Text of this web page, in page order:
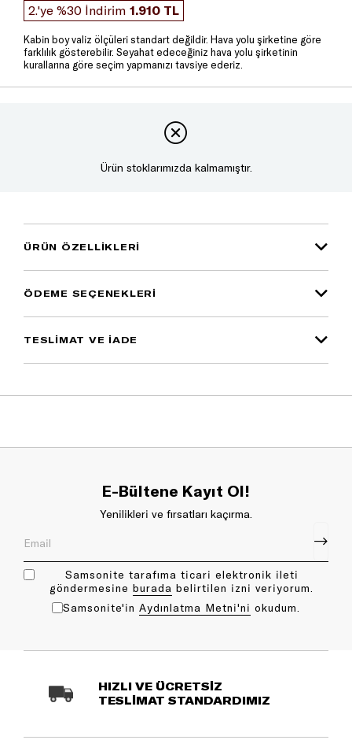
2.'ye %30 İndirim 1.910 TL
Kabin boy valiz ölçüleri standart değildir. Hava yolu şirketine göre
farklılık gösterebilir. Seyahat edeceğiniz hava yolu şirketinin
kurallarına göre seçim yapmanızı tavsiye ederiz.
Ürün stoklarımızda kalmamıştır.
ÜRÜN ÖZELLIKLERI
ÖDEME SEÇENEKLERI
TESLİMAT VE İADE
E-Bültene Kayıt Ol!
Yenilikleri ve fırsatları kaçırma.
Samsonite tarafıma ticari elektronik ileti
göndermesine bu rada belirtilen izni veriyorum.
Samsonite'in Aydınlatma Metni'ni okudum.
HIZLI VE ÜCRETSİZ
TESLİMAT STANDARDIMIZ